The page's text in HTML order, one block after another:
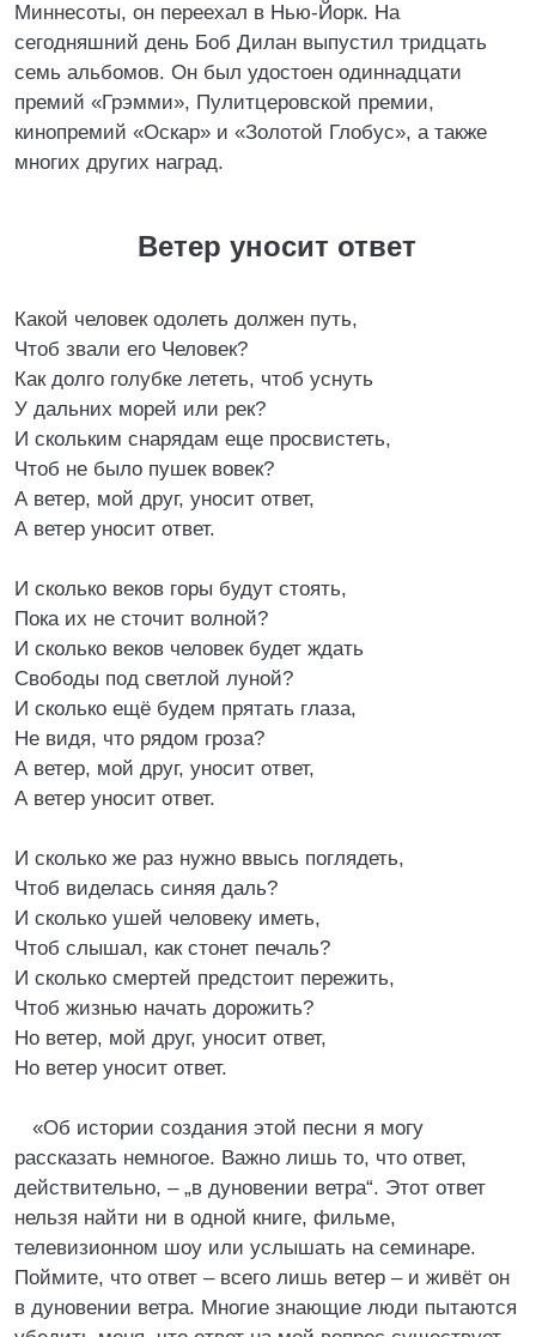
Миннесоты, он переехал в Нью-Йорк. На
сегодняшний день Боб Дилан выпустил тридцать
семь альбомов. Он был удостоен одиннадцати
премий «Грэмми», Пулитцеровской премии,
кинопремий «Оскар» и «Золотой Глобус», а также
многих других наград.
Ветер уносит ответ
Какой человек одолеть должен путь,
Чтоб звали его Человек?
Как долго голубке лететь, чтоб уснуть
У дальних морей или рек?
И скольким снарядам еще просвистеть,
Чтоб не было пушек вовек?
А ветер, мой друг, уносит ответ,
А ветер уносит ответ.
И сколько веков горы будут стоять,
Пока их не сточит волной?
И сколько веков человек будет ждать
Свободы под светлой луной?
И сколько ещё будем прятать глаза,
Не видя, что рядом гроза?
А ветер, мой друг, уносит ответ,
А ветер уносит ответ.
И сколько же раз нужно ввысь поглядеть,
Чтоб виделась синяя даль?
И сколько ушей человеку иметь,
Чтоб слышал, как стонет печаль?
И сколько смертей предстоит пережить,
Чтоб жизнью начать дорожить?
Но ветер, мой друг, уносит ответ,
Но ветер уносит ответ.
«Об истории создания этой песни я могу
рассказать немногое. Важно лишь то, что ответ,
действительно, – „в дуновении ветра“. Этот ответ
нельзя найти ни в одной книге, фильме,
телевизионном шоу или услышать на семинаре.
Поймите, что ответ – всего лишь ветер – и живёт он
в дуновении ветра. Многие знающие люди пытаются